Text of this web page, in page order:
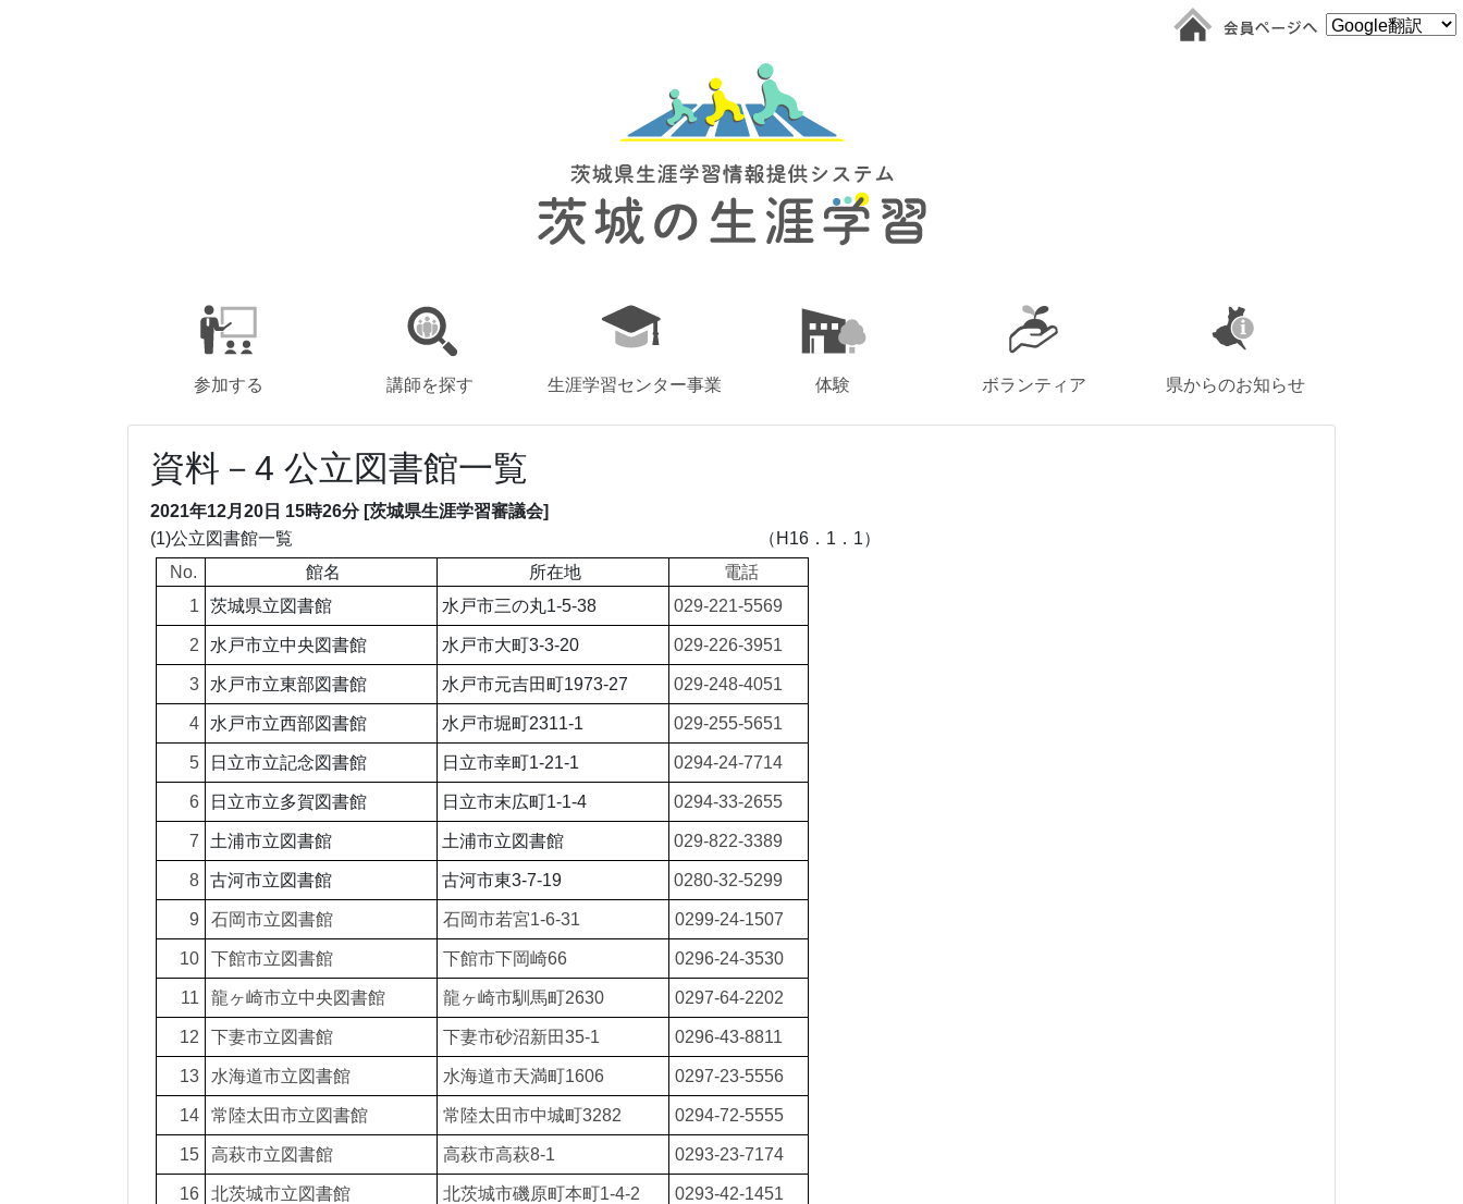
参加する 講師を探す 生涯学習センター事業 体験 ボランティア 県からのお知らせ
資料－4 公立図書館一覧
2021年12月20日 15時26分 [茨城県生涯学習審議会]
(1)公立図書館一覧 （H16．1．1）
No.
館名 所在地
電話
1
茨城県立図書館 水戸市三の丸1-5-38 029-221-5569
2 水戸市立中央図書館 水戸市大町3-3-20 029-226-3951
3 水戸市立東部図書館 水戸市元吉田町1973-27 029-248-4051
4 水戸市立西部図書館 水戸市堀町2311-1 029-255-5651
5 日立市立記念図書館 日立市幸町1-21-1 0294-24-7714
6 日立市立多賀図書館 日立市末広町1-1-4 0294-33-2655
7 土浦市立図書館 土浦市立図書館 029-822-3389
8 古河市立図書館 古河市東3-7-19 0280-32-5299
9 石岡市立図書館 石岡市若宮1-6-31 0299-24-1507
10 下館市立図書館 下館市下岡崎66 0296-24-3530
11 龍ヶ崎市立中央図書館 龍ヶ崎市馴馬町2630 0297-64-2202
12 下妻市立図書館 下妻市砂沼新田35-1 0296-43-8811
13 水海道市立図書館 水海道市天満町1606 0297-23-5556
14 常陸太田市立図書館 常陸太田市中城町3282 0294-72-5555
15 高萩市立図書館 高萩市高萩8-1 0293-23-7174
16 北茨城市立図書館 北茨城市磯原町本町1-4-2 0293-42-1451